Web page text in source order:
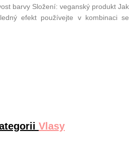
barvy Složení: veganský produkt Jak
efekt používejte v kombinaci se
Vlasy